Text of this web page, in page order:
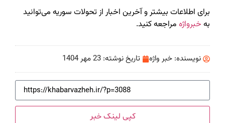
برای اطلاعات بیشتر و آخرین اخبار از تحولات سوریه می‌توانید
به خبرواژه مراجعه کنید.
نویسنده: خبر واژه تاریخ نوشته: 23 مهر 1404
کپی لینک خبر